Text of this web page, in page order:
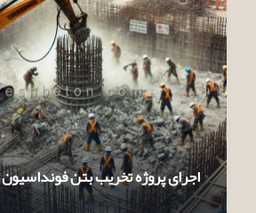
اجرای پروژه تخریب بتن فونداسیون